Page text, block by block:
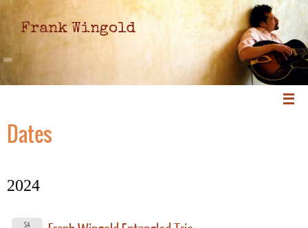
Frank Wingold
Dates
2024
SA